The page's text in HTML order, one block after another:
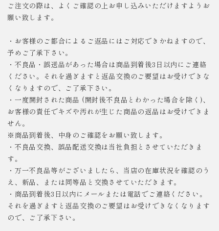
ご注文の際は、よくご確認の上お申し込みいただけますようお
願い致します。
・お客様のご都合によるご返品にはご対応できかねますので、
予めご了承下さい。
・不良品・誤送品があった場合は商品到着後3日以内にご連絡
ください。それを過ぎますと返品交換のご要望はお受けできな
くなりますので、ご了承下さい。
・一度開封された商品 (開封後不良品とわかった場合を除く)、
お客様の責任でキズや汚れが生じた商品の返品はお受けできま
せん。
※商品到着後、中身のご確認をお願い致します。
・不良品交換、誤品配送交換は当社負担とさせていただきま
す。
・万一不良品等がございましたら、当店の在庫状況を確認のう
え、新品、または同等品と交換させていただきます。
・商品到着後3日以内にメールまたは電話でご連絡ください。
それを過ぎますと返品交換のご要望はお受けできなくなります
ので、ご了承下さい。